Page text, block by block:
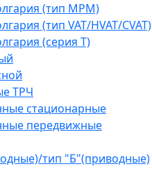
(тип МРМ)
(тип VAT/HVAT/CVAT)
(серия Т)
ТРЧ
стационарные
передвижные
тип "Б"(приводные)